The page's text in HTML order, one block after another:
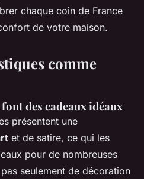
chaque coin de France
de votre maison.
comme
des cadeaux idéaux
présentent une
et de satire, ce qui les
pour de nombreuses
seulement de décoration